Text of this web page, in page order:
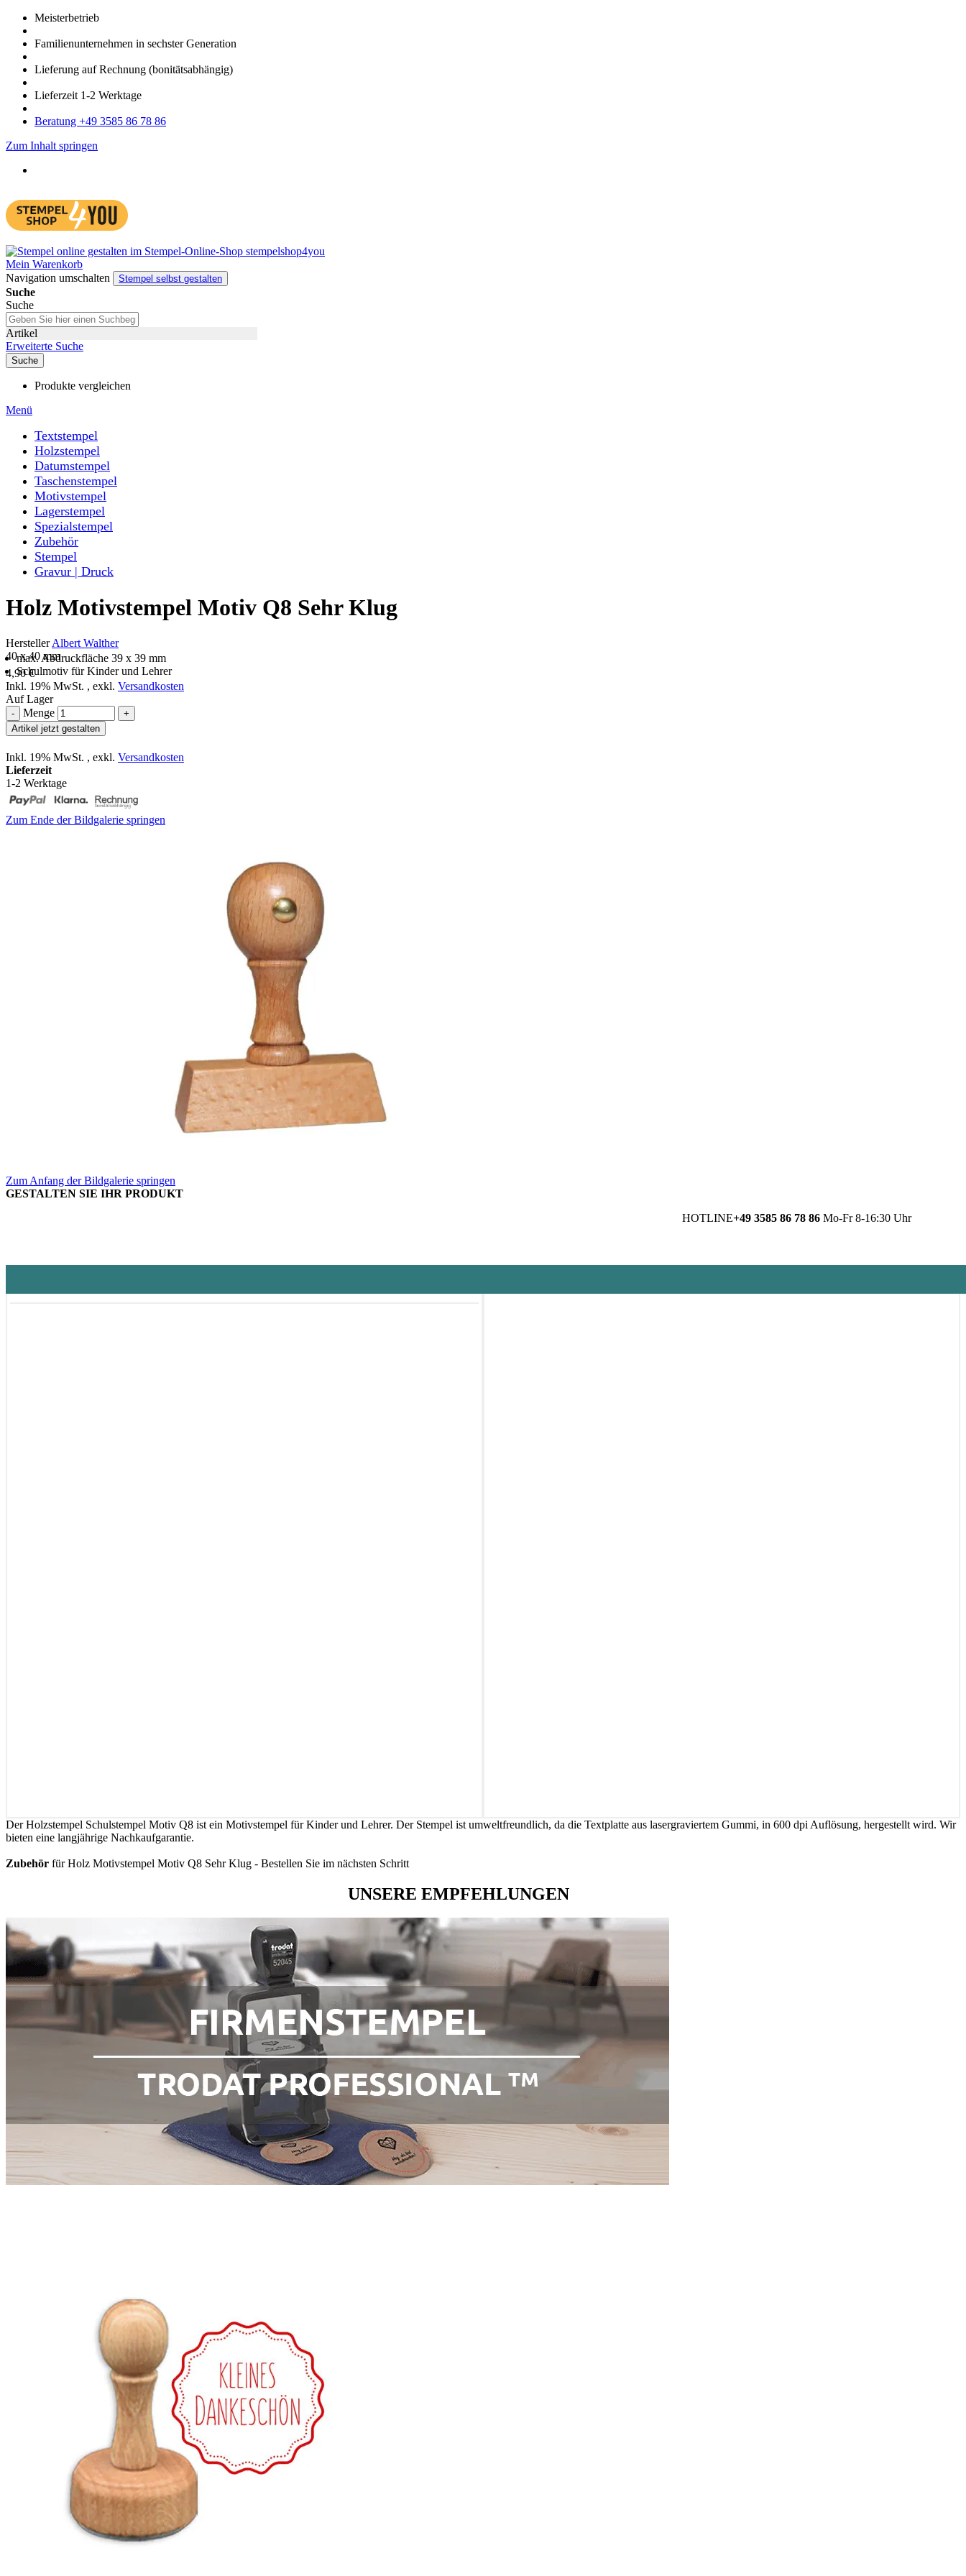
Meister­betrieb
Familien­unter­nehmen in sechster Gene­ration
Lieferung auf Rech­nung (bonitätsabhängig)
Liefer­zeit 1-2 Werk­tage
Bera­tung +49 3585 86 78 86
Zum Inhalt springen
Mein Warenkorb
Navigation umschalten
Stempel selbst gestalten
Suche
Suche
Artikel
Erweiterte Suche
Suche
Produkte vergleichen
Menü
Textstempel
Holzstempel
Datumstempel
Taschenstempel
Motivstempel
Lagerstempel
Spezialstempel
Zubehör
Stempel
Gravur | Druck
Holz Motivstempel Motiv Q8 Sehr Klug
HerstellerAlbert Walther
40 x 40 mm
max. Abdruckfläche 39 x 39 mm
Schulmotiv für Kinder und Lehrer
4,90 €
Inkl. 19% MwSt. , exkl. Versandkosten
Auf Lager
- Menge
+
Artikel jetzt gestalten
Inkl. 19% MwSt. , exkl. Versandkosten
Lieferzeit
1-2 Werktage
Zum Ende der Bildgalerie springen
Zum Anfang der Bildgalerie springen
GESTALTEN SIE IHR PRODUKT
HOTLINE+49 3585 86 78 86 Mo-Fr 8-16:30 Uhr
Der Holzstempel Schulstempel Motiv Q8 ist ein Motivstempel für Kinder und Lehrer. Der Stempel ist umweltfreundlich, da die Textplatte aus lasergraviertem Gummi, in 600 dpi Auflösung, hergestellt wird. Wir
bieten eine langjährige Nachkaufgarantie.
Zubehör für Holz Motivstempel Motiv Q8 Sehr Klug - Bestellen Sie im nächsten Schritt
UNSERE EMPFEHLUNGEN